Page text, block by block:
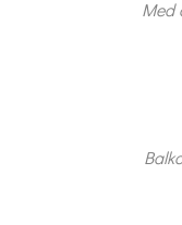
Med